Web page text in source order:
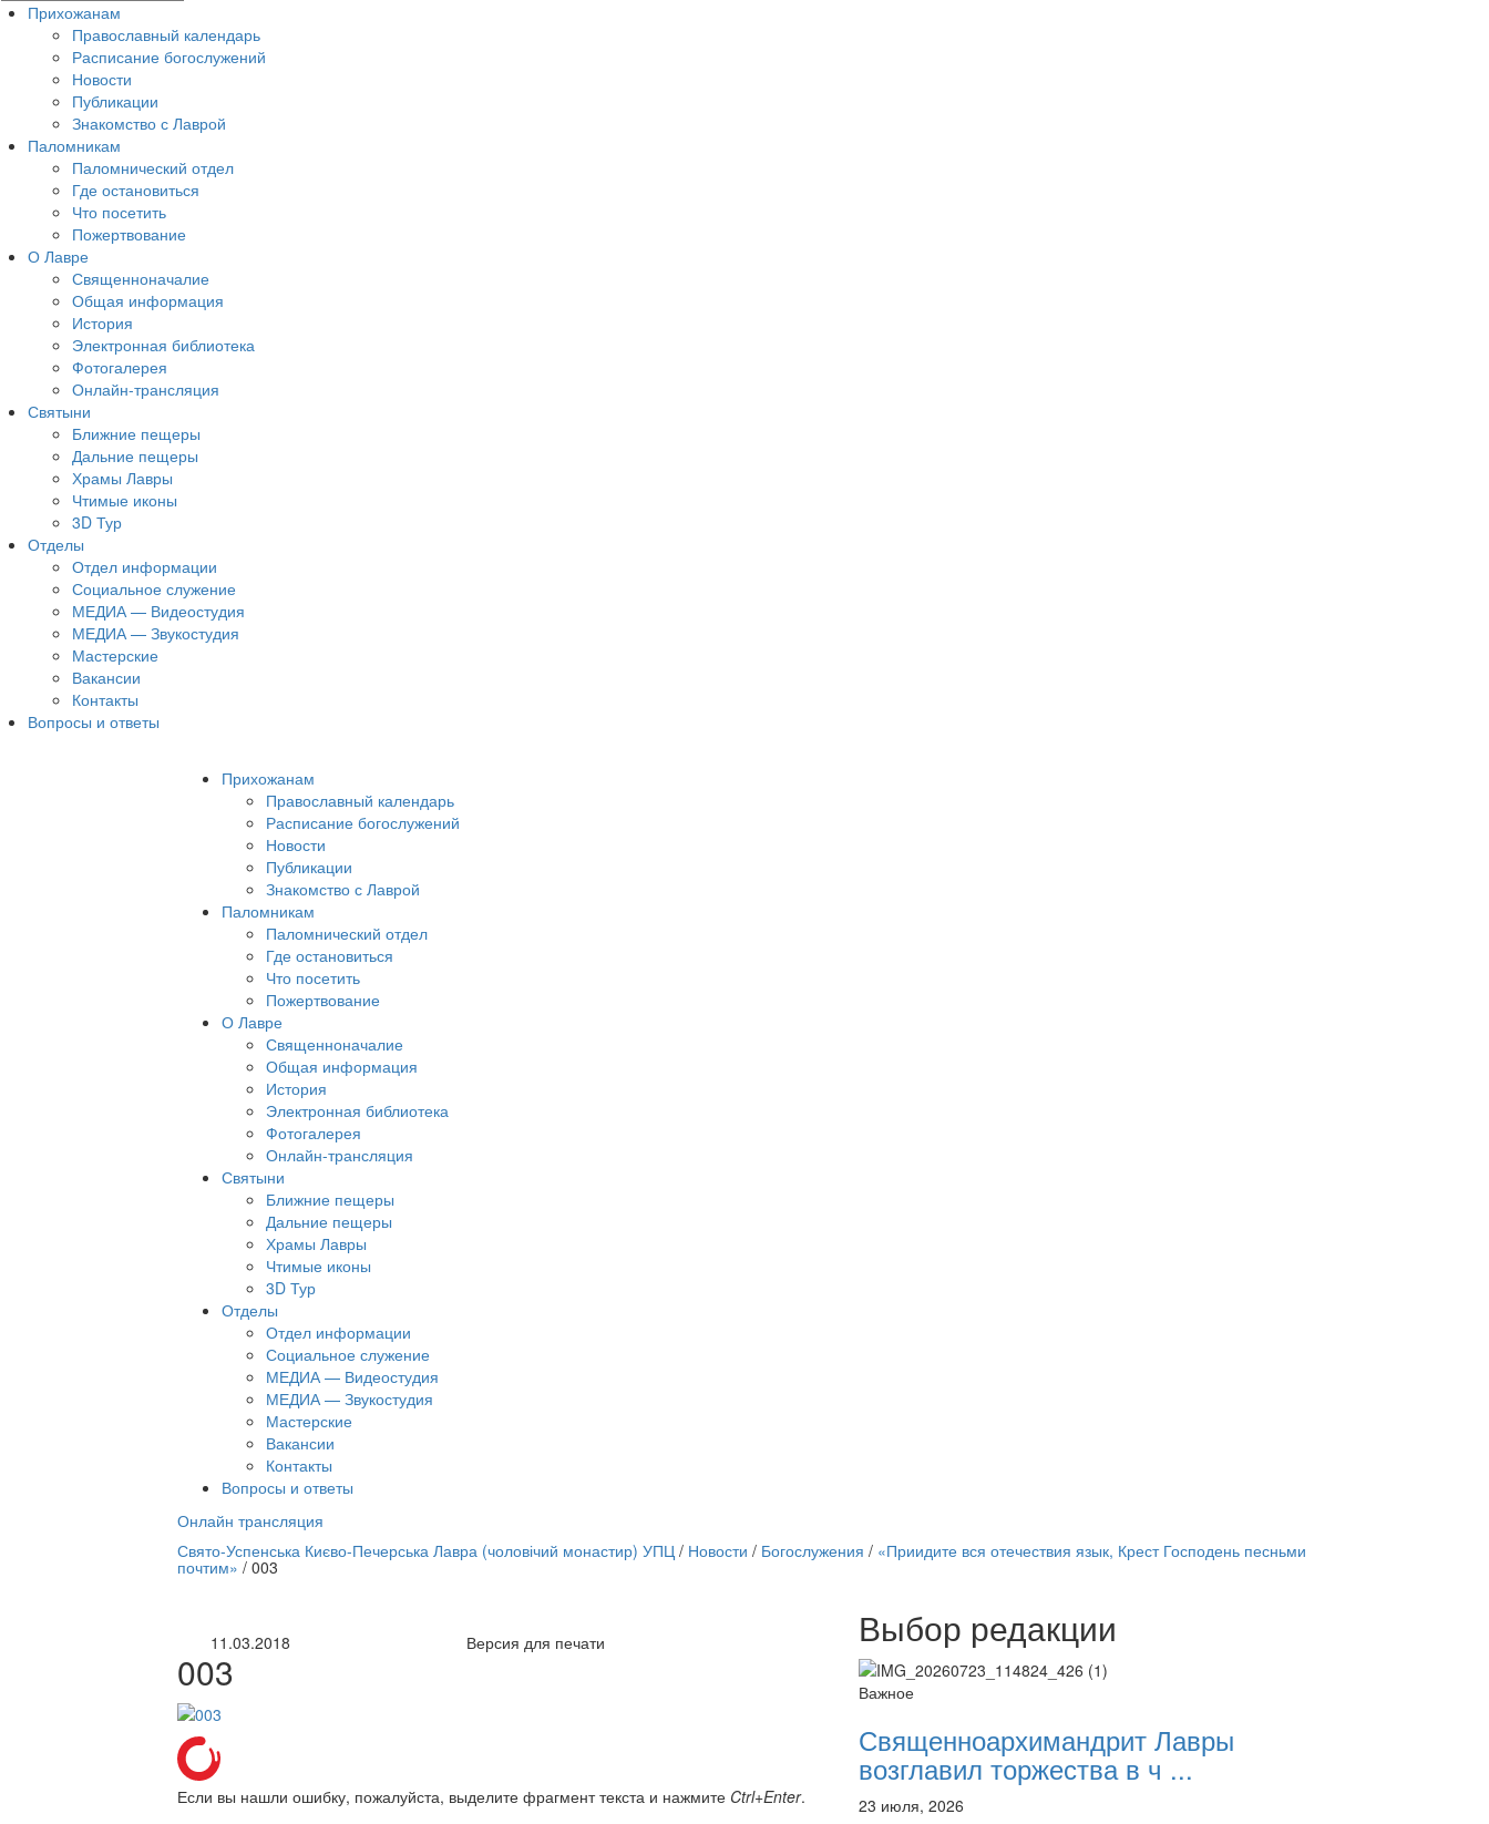
Прихожанам
Православный календарь
Расписание богослужений
Новости
Публикации
Знакомство с Лаврой
Паломникам
Паломнический отдел
Где остановиться
Что посетить
Пожертвование
О Лавре
Священноначалие
Общая информация
История
Электронная библиотека
Фотогалерея
Онлайн-трансляция
Святыни
Ближние пещеры
Дальние пещеры
Храмы Лавры
Чтимые иконы
3D Тур
Отделы
Отдел информации
Социальное служение
МЕДИА — Видеостудия
МЕДИА — Звукостудия
Мастерские
Вакансии
Контакты
Вопросы и ответы
Прихожанам
Православный календарь
Расписание богослужений
Новости
Публикации
Знакомство с Лаврой
Паломникам
Паломнический отдел
Где остановиться
Что посетить
Пожертвование
О Лавре
Священноначалие
Общая информация
История
Электронная библиотека
Фотогалерея
Онлайн-трансляция
Святыни
Ближние пещеры
Дальние пещеры
Храмы Лавры
Чтимые иконы
3D Тур
Отделы
Отдел информации
Социальное служение
МЕДИА — Видеостудия
МЕДИА — Звукостудия
Мастерские
Вакансии
Контакты
Вопросы и ответы
Онлайн трансляция
12 сентября
Онлайн трансляции
12 сентября 2015
12 сентября 2015Название трансляции
12 сентября 2015
12 сентября 2015Название трансляции
12 сентября 2015Название трансляции
Название трансляции
12 сентября 2015Название трансляции
Свято-Успенська Києво-Печерська Лавра (чоловічий монастир) УПЦ/ Новости / Богослужения / «Приидите вся отечествия язык, Крест Господень песньми
почтим» / 003
11.03.2018 Версия для печати
003
Если вы нашли ошибку, пожалуйста, выделите фрагмент текста и нажмите Ctrl+Enter.
Выбор редакции
Важное
Священноархимандрит Лавры
возглавил торжества в ч ...
23 июля, 2026